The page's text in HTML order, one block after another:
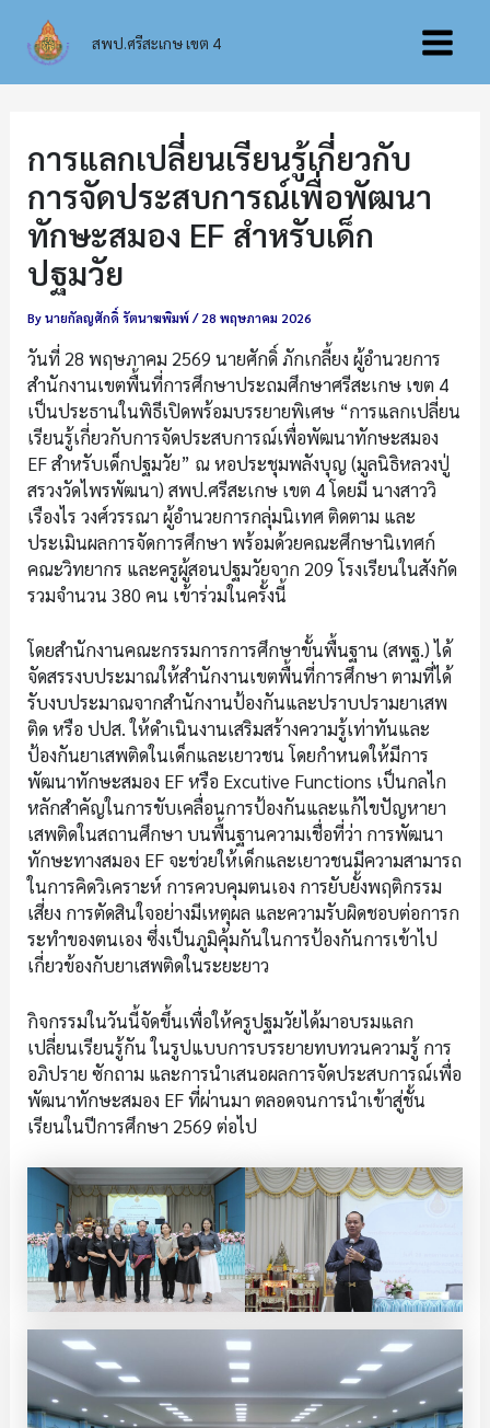
content
สพป.ศรีสะเกษ เขต 4
Main
การแลกเปลี่ยนเรียนรู้เกี่ยวกับ
การจัดประสบการณ์เพื่อพัฒนา
ทักษะสมอง EF สำหรับเด็ก
ปฐมวัย
Byนายกัลญศักดิ์ รัตนาฆพิมพ์/28 พฤษภาคม 2026
วันที่ 28 พฤษภาคม 2569 นายศักดิ์ ภักเกลี้ยง ผู้อำนวยการ
สำนักงานเขตพื้นที่การศึกษาประถมศึกษาศรีสะเกษ เขต 4
เป็นประธานในพิธีเปิดพร้อมบรรยายพิเศษ “การแลกเปลี่ยน
เรียนรู้เกี่ยวกับการจัดประสบการณ์เพื่อพัฒนาทักษะสมอง
EF สำหรับเด็กปฐมวัย” ณ หอประชุมพลังบุญ (มูลนิธิหลวงปู่
สรวงวัดไพรพัฒนา) สพป.ศรีสะเกษ เขต 4 โดยมี นางสาววิ
เรืองไร วงศ์วรรณา ผู้อำนวยการกลุ่มนิเทศ ติดตาม และ
ประเมินผลการจัดการศึกษา พร้อมด้วยคณะศึกษานิเทศก์
คณะวิทยากร และครูผู้สอนปฐมวัยจาก 209 โรงเรียนในสังกัด
รวมจำนวน 380 คน เข้าร่วมในครั้งนี้
โดยสำนักงานคณะกรรมการการศึกษาขั้นพื้นฐาน (สพฐ.) ได้
จัดสรรงบประมาณให้สำนักงานเขตพื้นที่การศึกษา ตามที่ได้
รับงบประมาณจากสำนักงานป้องกันและปราบปรามยาเสพ
ติด หรือ ปปส. ให้ดำเนินงานเสริมสร้างความรู้เท่าทันและ
ป้องกันยาเสพติดในเด็กและเยาวชน โดยกำหนดให้มีการ
พัฒนาทักษะสมอง EF หรือ Excutive Functions เป็นกลไก
หลักสำคัญในการขับเคลื่อนการป้องกันและแก้ไขปัญหายา
เสพติดในสถานศึกษา บนพื้นฐานความเชื่อที่ว่า การพัฒนา
ทักษะทางสมอง EF จะช่วยให้เด็กและเยาวชนมีความสามารถ
ในการคิดวิเคราะห์ การควบคุมตนเอง การยับยั้งพฤติกรรม
เสี่ยง การตัดสินใจอย่างมีเหตุผล และความรับผิดชอบต่อการก
ระทำของตนเอง ซึ่งเป็นภูมิคุ้มกันในการป้องกันการเข้าไป
เกี่ยวข้องกับยาเสพติดในระยะยาว
กิจกรรมในวันนี้จัดขึ้นเพื่อให้ครูปฐมวัยได้มาอบรมแลก
เปลี่ยนเรียนรู้กัน ในรูปแบบการบรรยายทบทวนความรู้ การ
อภิปราย ซักถาม และการนำเสนอผลการจัดประสบการณ์เพื่อ
พัฒนาทักษะสมอง EF ที่ผ่านมา ตลอดจนการนำเข้าสู่ชั้น
เรียนในปีการศึกษา 2569 ต่อไป